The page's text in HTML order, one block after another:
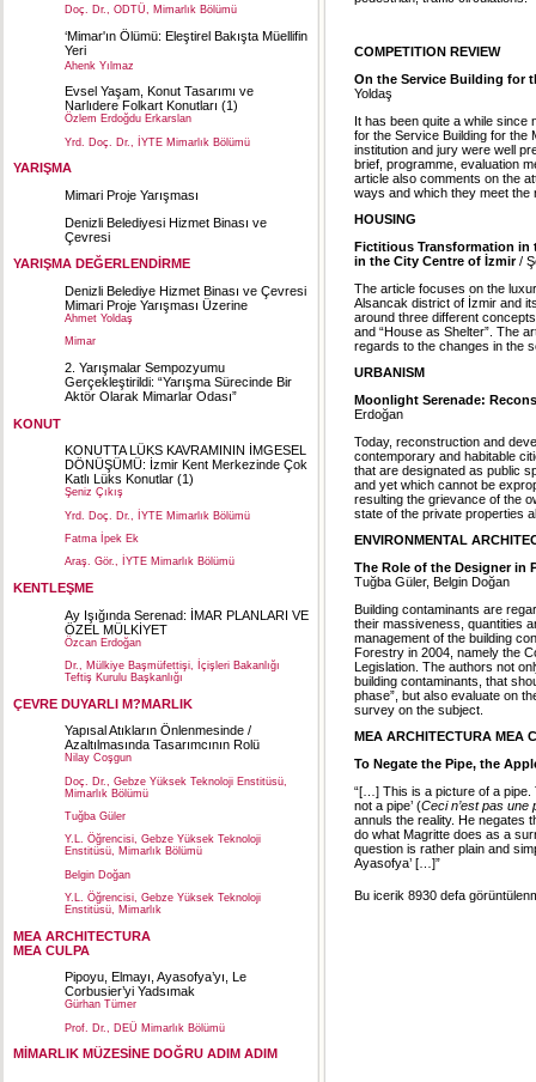
Doç. Dr., ODTÜ, Mimarlık Bölümü
‘Mimar'ın Ölümü: Eleştirel Bakışta Müellifin
Yeri
Ahenk Yılmaz
Evsel Yaşam, Konut Tasarımı ve
Narlıdere Folkart Konutları (1)
Özlem Erdoğdu Erkarslan
Yrd. Doç. Dr., İYTE Mimarlık Bölümü
YARIŞMA
Mimari Proje Yarışması
Denizli Belediyesi Hizmet Binası ve
Çevresi
YARIŞMA DEĞERLENDİRME
Denizli Belediye Hizmet Binası ve Çevresi
Mimari Proje Yarışması Üzerine
Ahmet Yoldaş
Mimar
2. Yarışmalar Sempozyumu
Gerçekleştirildi: “Yarışma Sürecinde Bir
Aktör Olarak Mimarlar Odası”
KONUT
KONUTTA LÜKS KAVRAMININ İMGESEL
DÖNÜŞÜMÜ: İzmir Kent Merkezinde Çok
Katlı Lüks Konutlar (1)
Şeniz Çıkış
Yrd. Doç. Dr., İYTE Mimarlık Bölümü
Fatma İpek Ek
Araş. Gör., İYTE Mimarlık Bölümü
KENTLEŞME
Ay Işığında Serenad: İMAR PLANLARI VE
ÖZEL MÜLKİYET
Özcan Erdoğan
Dr., Mülkiye Başmüfettişi, İçişleri Bakanlığı
Teftiş Kurulu Başkanlığı
ÇEVRE DUYARLI M?MARLIK
Yapısal Atıkların Önlenmesinde /
Azaltılmasında Tasarımcının Rolü
Nilay Coşgun
Doç. Dr., Gebze Yüksek Teknoloji Enstitüsü,
Mimarlık Bölümü
Tuğba Güler
Y.L. Öğrencisi, Gebze Yüksek Teknoloji
Enstitüsü, Mimarlık Bölümü
Belgin Doğan
Y.L. Öğrencisi, Gebze Yüksek Teknoloji
Enstitüsü, Mimarlık
MEA ARCHITECTURA
MEA CULPA
Pipoyu, Elmayı, Ayasofya’yı, Le
Corbusier’yi Yadsımak
Gürhan Tümer
Prof. Dr., DEÜ Mimarlık Bölümü
MİMARLIK MÜZESİNE DOĞRU ADIM ADIM
COMPETITION REVIEW
On the Service Building for
Yoldaş
It has been quite a while since
for the Service Building for the
institution and jury were well
brief, programme, evaluation
article also comments on the
ways and which they meet the
HOUSING
Fictitious Transformation in
in the City Centre of İzmir/
The article focuses on the
Alsancak district of İzmir and
around three different
and “House as Shelter”. The
regards to the changes in the
URBANISM
Moonlight Serenade:
Erdoğan
Today, reconstruction and
contemporary and habitable
that are designated as public
and yet which cannot be
resulting the grievance of the
state of the private properties
ENVIRONMENTAL
The Role of the Designer in
Tuğba Güler, Belgin Doğan
Building contaminants are
their massiveness, quantities
management of the building
Forestry in 2004, namely the
Legislation. The authors not
building contaminants, that
phase”, but also evaluate on
survey on the subject.
MEA ARCHITECTURA MEA
To Negate the Pipe, the
“[…] This is a picture of a pipe.
not a pipe’ (Ceci n’est pas une
annuls the reality. He negates
do what Magritte does as a
question is rather plain and
Ayasofya’ […]”
Bu icerik 8930 defa